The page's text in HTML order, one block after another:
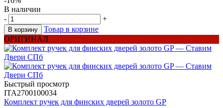
В наличии
-
+
В корзину
Товар в корзине
ОРИГИНАЛ
Быстрый просмотр
ITA2700100034
Комплект ручек для финских дверей золото GP